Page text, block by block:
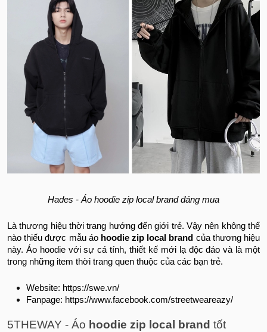
Hades - Áo hoodie zip local brand đáng mua
Là thương hiệu thời trang hướng đến giới trẻ. Vậy nên không thể
nào thiếu được mẫu áo hoodie zip local brand của thương hiệu
này. Áo hoodie với sự cá tính, thiết kế mới lạ độc đáo và là một
trong những item thời trang quen thuộc của các bạn trẻ.
Website: https://swe.vn/
Fanpage: https://www.facebook.com/streetweareazy/
5THEWAY - Áo hoodie zip local brand tốt